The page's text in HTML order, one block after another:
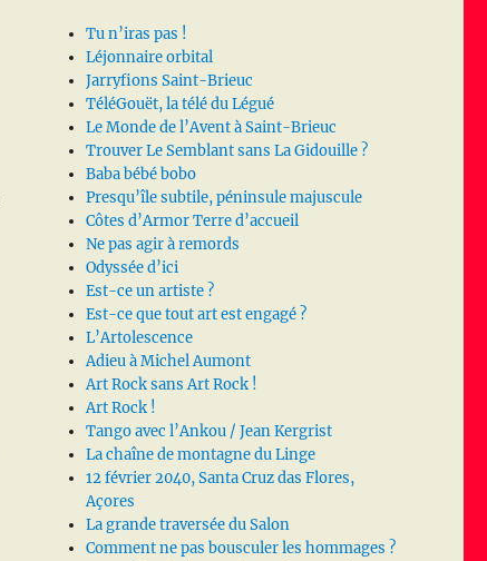
Tu n’iras pas !
Léjonnaire orbital
Jarryfions Saint-Brieuc
TéléGouët, la télé du Légué
Le Monde de l’Avent à Saint-Brieuc
Trouver Le Semblant sans La Gidouille ?
Baba bébé bobo
Presqu’île subtile, péninsule majuscule
Côtes d’Armor Terre d’accueil
Ne pas agir à remords
Odyssée d’ici
Est-ce un artiste ?
Est-ce que tout art est engagé ?
L’Artolescence
Adieu à Michel Aumont
Art Rock sans Art Rock !
Art Rock !
Tango avec l’Ankou / Jean Kergrist
La chaîne de montagne du Linge
12 février 2040, Santa Cruz das Flores,
Açores
La grande traversée du Salon
Comment ne pas bousculer les hommages ?